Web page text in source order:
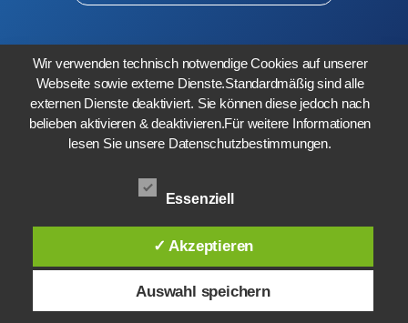
Wir verwenden technisch notwendige Cookies auf unserer
Webseite sowie externe Dienste.Standardmäßig sind alle
externen Dienste deaktiviert. Sie können diese jedoch nach
belieben aktivieren & deaktivieren.Für weitere Informationen
lesen Sie unsere Datenschutzbestimmungen.
Essenziell
✓ Akzeptieren
Auswahl speichern